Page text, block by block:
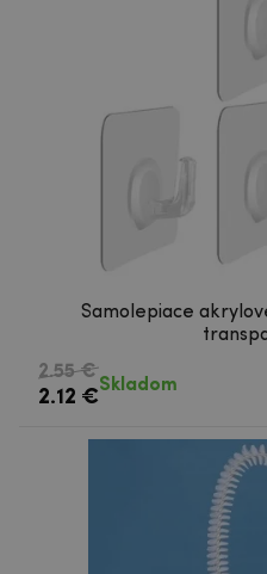
Samolepiace
2.55 €
2.12 €
Skladom